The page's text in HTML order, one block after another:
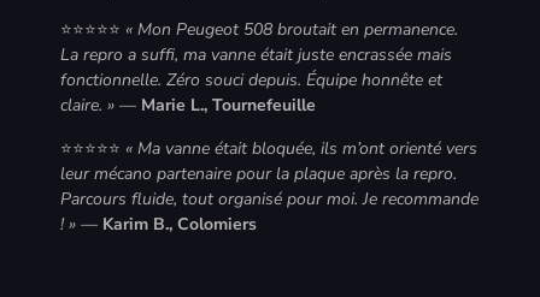
⭐⭐⭐⭐⭐ « Mon Peugeot 508 broutait en permanence.
La repro a suffi, ma vanne était juste encrassée mais
fonctionnelle. Zéro souci depuis. Équipe honnête et
claire. » — Marie L., Tournefeuille
⭐⭐⭐⭐⭐ « Ma vanne était bloquée, ils m’ont orienté vers
leur mécano partenaire pour la plaque après la repro.
Parcours fluide, tout organisé pour moi. Je recommande
! » — Karim B., Colomiers